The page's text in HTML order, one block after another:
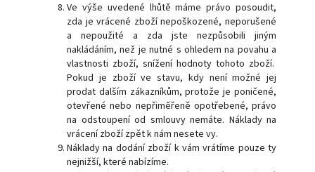
Ve výše uvedené lhůtě máme právo posoudit,
zda je vrácené zboží nepoškozené, neporušené
a nepoužité a zda jste nezpůsobili jiným
nakládáním, než je nutné s ohledem na povahu a
vlastnosti zboží, snížení hodnoty tohoto zboží.
Pokud je zboží ve stavu, kdy není možné jej
prodat dalším zákazníkům, protože je poničené,
otevřené nebo nepřiměřeně opotřebené, právo
na odstoupení od smlouvy nemáte. Náklady na
vrácení zboží zpět k nám nesete vy.
Náklady na dodání zboží k vám vrátíme pouze ty
nejnižší, které nabízíme.